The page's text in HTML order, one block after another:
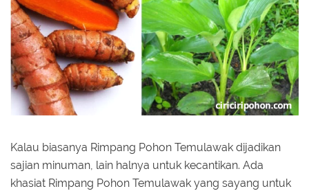
Kalau biasanya Rimpang Pohon Temulawak dijadikan
sajian minuman, lain halnya untuk kecantikan. Ada
khasiat Rimpang Pohon Temulawak yang sayang untuk